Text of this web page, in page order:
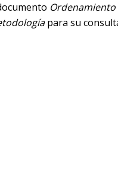
para su